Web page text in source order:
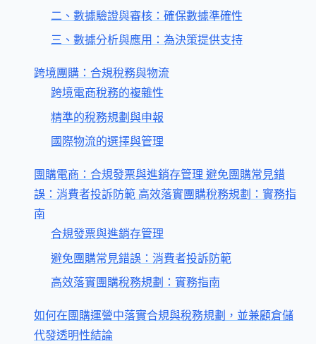
二、數據驗證與審核：確保數據準確性
三、數據分析與應用：為決策提供支持
跨境團購：合規稅務與物流
跨境電商稅務的複雜性
精準的稅務規劃與申報
國際物流的選擇與管理
團購電商：合規發票與進銷存管理 避免團購常見錯
誤：消費者投訴防範 高效落實團購稅務規劃：實務指
南
合規發票與進銷存管理
避免團購常見錯誤：消費者投訴防範
高效落實團購稅務規劃：實務指南
如何在團購運營中落實合規與稅務規劃，並兼顧倉儲
代發透明性結論